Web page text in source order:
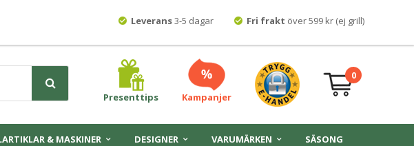
Leverans3-5 dagar Fri frakt över 599 kr (ej grill)
Presenttips Kampanjer
0
& MASKINER DESIGNER VARUMÄRKEN SÄSONG